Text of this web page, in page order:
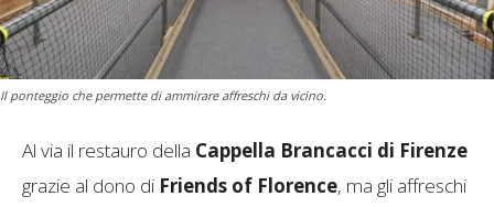
Il ponteggio che permette di ammirare affreschi da vicino.
Al via il restauro della Cappella Brancacci di Firenze
grazie al dono di Friends of Florence, ma gli affreschi